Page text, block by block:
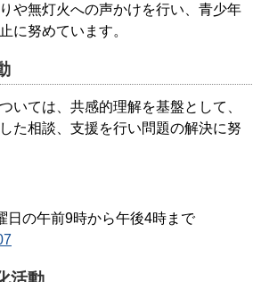
や無灯火への声かけを行い、青少年
に努めています。
いては、共感的理解を基盤として、
た相談、支援を行い問題の解決に努
日の午前9時から午後4時まで